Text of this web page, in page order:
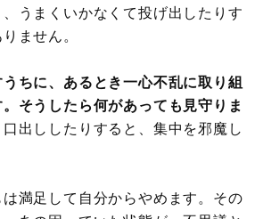
うまくいかなくて投げ出したりす
ません。
ちに、あるとき一心不乱に取り組
そうしたら何があっても見守りま
出ししたりすると、集中を邪魔し
満足して自分からやめます。その